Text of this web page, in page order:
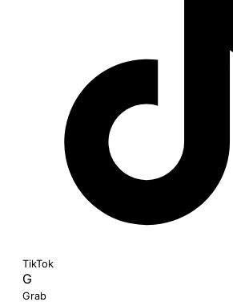
TikTok
G
Grab